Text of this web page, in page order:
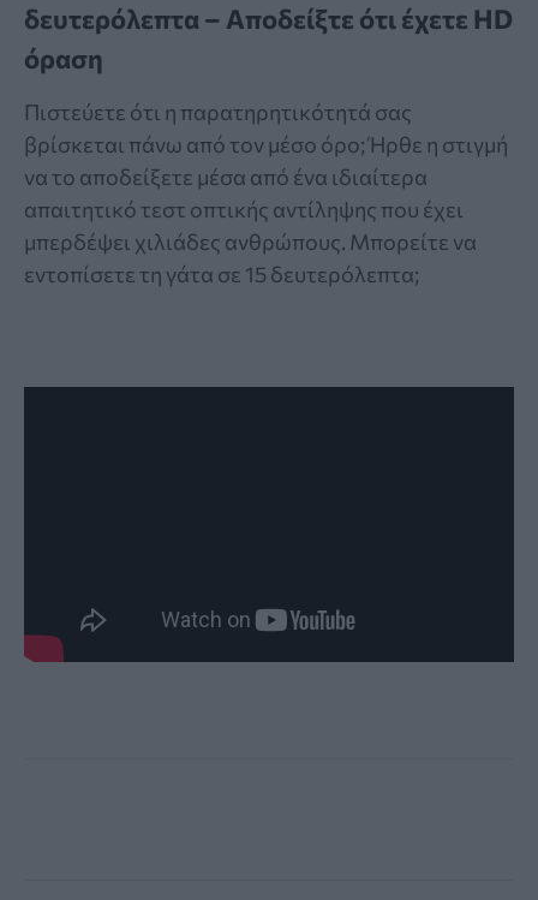
δευτερόλεπτα – Αποδείξτε ότι έχετε HD
όραση
Πιστεύετε ότι η παρατηρητικότητά σας
βρίσκεται πάνω από τον μέσο όρο; Ήρθε η στιγμή
να το αποδείξετε μέσα από ένα ιδιαίτερα
απαιτητικό τεστ οπτικής αντίληψης που έχει
μπερδέψει χιλιάδες ανθρώπους. Μπορείτε να
εντοπίσετε τη γάτα σε 15 δευτερόλεπτα;